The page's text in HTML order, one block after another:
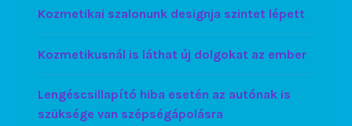
Kozmetikai szalonunk designja szintet lépett
Kozmetikusnál is láthat új dolgokat az ember
Lengéscsillapító hiba esetén az autónak is
szüksége van szépségápolásra